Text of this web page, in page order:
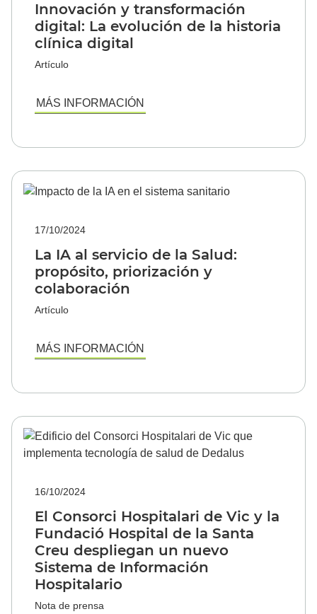
Innovación y transformación
digital: La evolución de la historia
clínica digital
Artículo
MÁS INFORMACIÓN
17/10/2024
La IA al servicio de la Salud:
propósito, priorización y
colaboración
Artículo
MÁS INFORMACIÓN
16/10/2024
El Consorci Hospitalari de Vic y la
Fundació Hospital de la Santa
Creu despliegan un nuevo
Sistema de Información
Hospitalario
Nota de prensa